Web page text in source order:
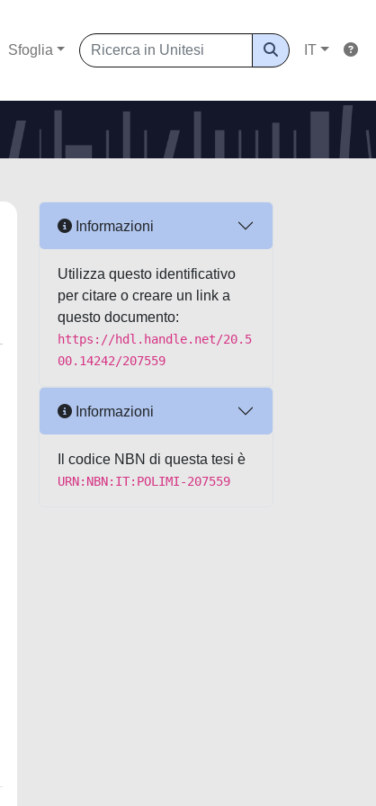
Sfoglia IT
Informazioni
Utilizza questo identificativo
per citare o creare un link a
questo documento:
https://hdl.handle.net/20.5
00.14242/207559
Informazioni
Il codice NBN di questa tesi è
URN:NBN:IT:POLIMI-207559